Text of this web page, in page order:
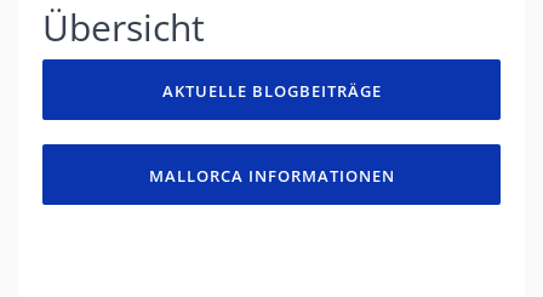
Übersicht
AKTUELLE BLOGBEITRÄGE
MALLORCA INFORMATIONEN